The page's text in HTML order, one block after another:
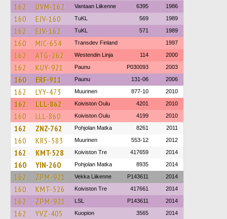
162 UVM-162 Vantaan Liikenne 6395 1986
160 EJV-160 TuKL 569 1989
162 EJV-162 TuKL 571 1989
160 MIC-654 Transdev Finland 1997
162 ATG-262 Westendin Linja 114 2000
162 KUY-921 Paunu P030093 2003
160 ERF-911 Paunu 131-06 2006
162 LYY-473 Muurinen 877-10 2010
162 LLL-862 Koiviston Oulu 4201 2010
160 LLL-860 Koiviston Oulu 4199 2010
162 ZNZ-762 Pohjolan Matka 8261 2011
160 KRS-583 Muurinen 553-12 2012
162 KMT-528 Koiviston Tre 417659 2014
160 YIN-260 Pohjolan Matka 8935 2014
162 ZPM-921 Vekka Liikenne P143611 2014
160 KMT-526 Koiviston Tre 417661 2014
162 ZPM-921 LSL P143611 2014
162 YVZ-405 Kuopion 3565 2014